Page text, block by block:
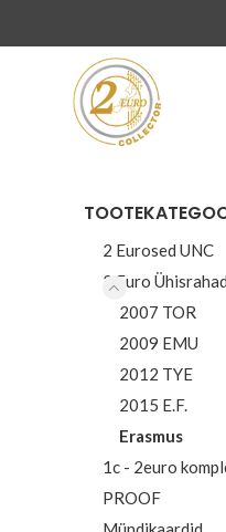
2 Eurosed UNC
2 Euro Ühisrahad
2007 TOR
2009 EMU
2012 TYE
2015 E.F.
Erasmus
1c - 2euro
PROOF